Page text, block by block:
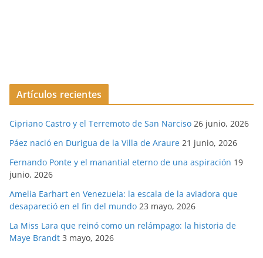
Artículos recientes
Cipriano Castro y el Terremoto de San Narciso 26 junio, 2026
Páez nació en Durigua de la Villa de Araure 21 junio, 2026
Fernando Ponte y el manantial eterno de una aspiración 19
junio, 2026
Amelia Earhart en Venezuela: la escala de la aviadora que
desapareció en el fin del mundo 23 mayo, 2026
La Miss Lara que reinó como un relámpago: la historia de
Maye Brandt 3 mayo, 2026